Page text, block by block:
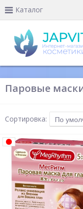
Каталог
Паровые
Сортировка: По